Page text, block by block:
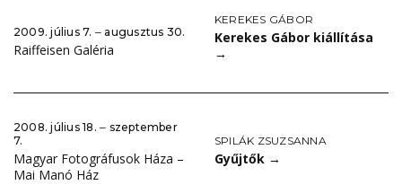
2009. július 7. ‒ augusztus 30.
Raiffeisen Galéria
KEREKES GÁBOR
Kerekes Gábor kiállítása
→
2008. július 18. ‒ szeptember
7.
Magyar Fotográfusok Háza –
Mai Manó Ház
SPILÁK ZSUZSANNA
Gyűjtők →